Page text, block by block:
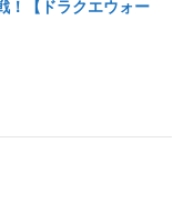
！【ドラクエウォー